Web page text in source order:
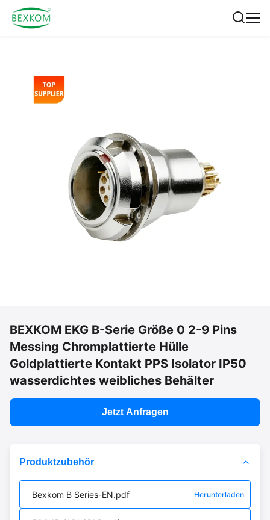
BEXKOM EKG B-Serie Größe 0 2-9 Pins
Messing Chromplattierte Hülle
Goldplattierte Kontakt PPS Isolator IP50
wasserdichtes weibliches Behälter
Jetzt Anfragen
Produktzubehör
Bexkom B Series-EN.pdf Herunterladen